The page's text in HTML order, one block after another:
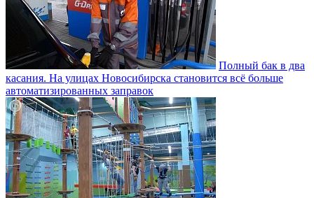
Полный бак в два
касания. На улицах Новосибирска становится всё больше
автоматизированных заправок